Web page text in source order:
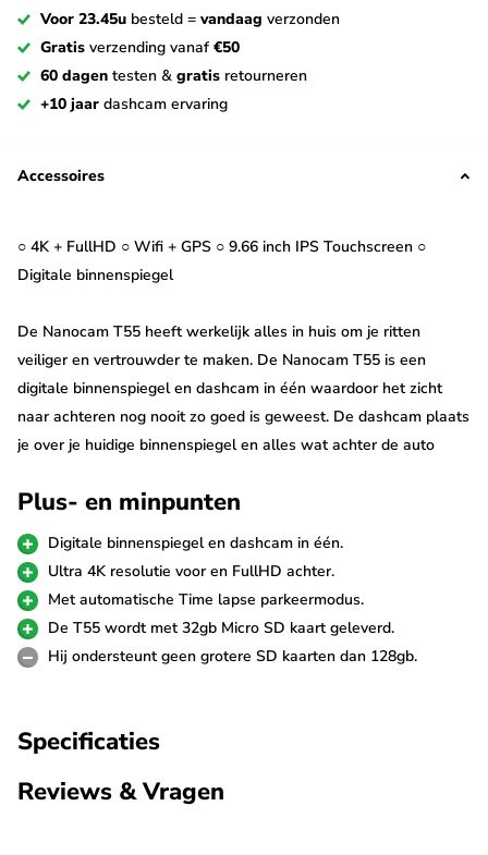
Voor 23.45u besteld = vandaag verzonden
Gratis verzending vanaf €50
60 dagen testen & gratis retourneren
+10 jaar dashcam ervaring
Accessoires
○ 4K + FullHD ○ Wifi + GPS ○ 9.66 inch IPS Touchscreen ○
Digitale binnenspiegel
De Nanocam T55 heeft werkelijk alles in huis om je ritten
veiliger en vertrouwder te maken. De Nanocam T55 is een
digitale binnenspiegel en dashcam in één waardoor het zicht
naar achteren nog nooit zo goed is geweest. De dashcam plaats
je over je huidige binnenspiegel en alles wat achter de auto
spiegel fungeert. De T55 is bovendien één van de eerste spiegel
dashcams met zowel 4K resolutie, Wifi én GPS.
Full Mirror design
Misschien wel het mooiste van deze Nanocam T55 is dat de
spiegel fungeert als volledig LCD scherm. Het beeld van de
zonder goed zicht naar achteren - zoals campers of
enorm vergroten.
Plus- en minpunten
Digitale binnenspiegel en dashcam in één.
Ultra 4K resolutie voor en FullHD achter.
Met automatische Time lapse parkeermodus.
De T55 wordt met 32gb Micro SD kaart geleverd.
Hij ondersteunt geen grotere SD kaarten dan 128gb.
Specificaties
Reviews & Vragen